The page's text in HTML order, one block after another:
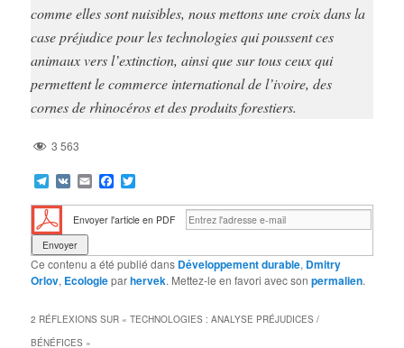
comme elles sont nuisibles, nous mettons une croix dans la
case préjudice pour les technologies qui poussent ces
animaux vers l’extinction, ainsi que sur tous ceux qui
permettent le commerce international de l’ivoire, des
cornes de rhinocéros et des produits forestiers.
3 563
Telegram
VK EmailFacebook
Envoyer l'article en PDF
Ce contenu a été publié dans Développement durable, Dmitry
Orlov, Ecologieparhervek. Mettez-le en favori avec sonpermalien.
2 RÉFLEXIONS SUR «TECHNOLOGIES : ANALYSE PRÉJUDICES /
BÉNÉFICES »